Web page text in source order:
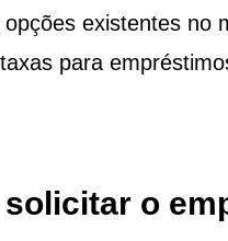
existentes no
para
solicitar o